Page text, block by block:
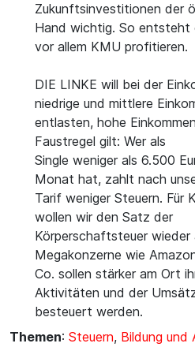
Zukunftsinvestitionen der
Hand wichtig. So entsteht
vor allem KMU profitieren.
DIE LINKE will bei der
niedrige und mittlere
entlasten, hohe
Faustregel gilt: Wer als
Single weniger als 6.500
Monat hat, zahlt nach
Tarif weniger Steuern. Für
wollen wir den Satz der
Körperschaftsteuer
Megakonzerne wie
Co. sollen stärker am Ort
Aktivitäten und der
besteuert werden.
Themen: Steuern, Bildung und